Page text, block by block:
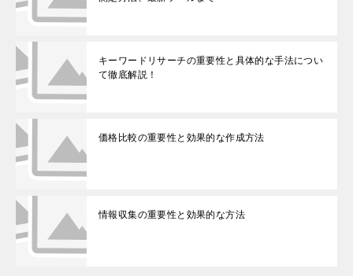
キーワードリサーチの重要性と具体的な手法につい
て徹底解説！
価格比較の重要性と効果的な作成方法
情報収集の重要性と効果的な方法